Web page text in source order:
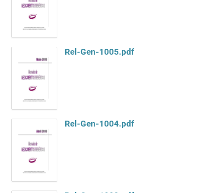
Rel-Gen-1005.pdf
Rel-Gen-1004.pdf